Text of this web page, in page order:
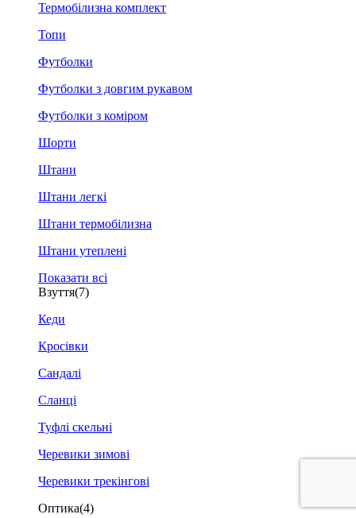
Термобілизна комплект
Топи
Футболки
Футболки з довгим рукавом
Футболки з коміром
Шорти
Штани
Штани легкі
Штани термобілизна
Штани утеплені
Показати всі
Взуття(7)
Кеди
Кросівки
Сандалі
Сланці
Туфлі скельні
Черевики зимові
Черевики трекінгові
Оптика(4)